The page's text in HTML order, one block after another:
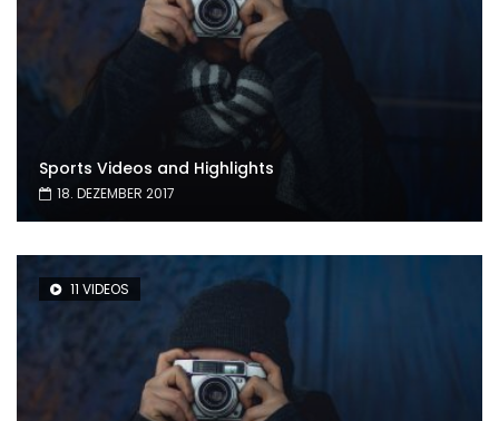
Sports Videos and Highlights
18. DEZEMBER 2017
11 VIDEOS